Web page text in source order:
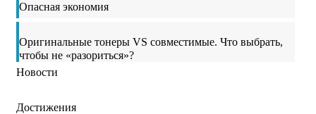
Опасная экономия
Оригинальные тонеры VS совместимые. Что выбрать,
чтобы не «разориться»?
Новости
Достижения